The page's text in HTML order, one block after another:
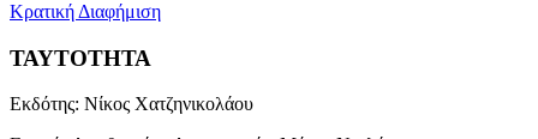
Κρατική Διαφήμιση
ΤΑΥΤΟΤΗΤΑ
Εκδότης: Νίκος Χατζηνικολάου